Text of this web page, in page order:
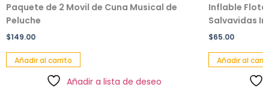
Paquete de 2 Movil de Cuna Musical de
Peluche
$149.00
Añadir al carrito
Añadir a lista de deseo
Inflable
Salvavidas
$65.00
Añadir al